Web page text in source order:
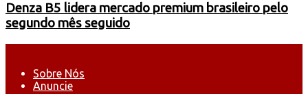
Denza B5 lidera mercado premium brasileiro pelo
segundo mês seguido
Sobre Nós
Anuncie